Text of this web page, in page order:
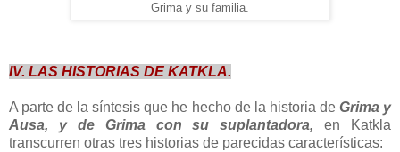
Grima y su familia.
IV. LAS HISTORIAS DE KATKLA.
A parte de la síntesis que he hecho de la historia de Grima y
Ausa, y de Grima con su suplantadora, en Katkla
transcurren otras tres historias de parecidas características: